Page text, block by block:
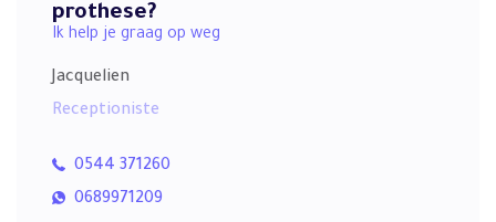
prothese?
Ik help je graag op weg
Jacquelien
Receptioniste
0544 371260
0689971209